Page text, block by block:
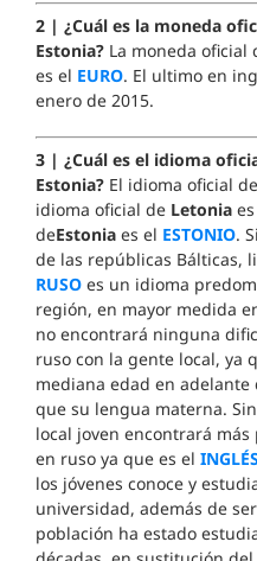
2 | ¿Cuál es la moneda
Estonia? La moneda oficial
es el EURO. El ultimo en
enero de 2015.
3 | ¿Cuál es el idioma
Estonia? El idioma oficial de
idioma oficial de Letonia
deEstonia es el ESTONIO.
de las repúblicas Bálticas,
RUSO es un idioma
región, en mayor medida
no encontrará ninguna
ruso con la gente local, ya
mediana edad en
que su lengua materna.
local joven encontrará
en ruso ya que es el INGLÉS
los jóvenes conoce y
universidad, además de
población ha estado